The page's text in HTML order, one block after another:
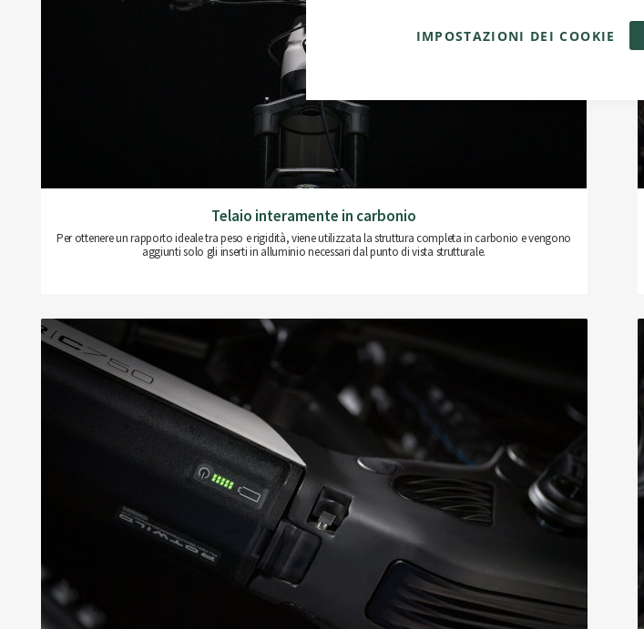
IMPOSTAZIONI DEI COOKIE
Telaio interamente in carbonio
Per ottenere un rapporto ideale tra peso e rigidità, viene utilizzata la struttura completa in carbonio e vengono
aggiunti solo gli inserti in alluminio necessari dal punto di vista strutturale.